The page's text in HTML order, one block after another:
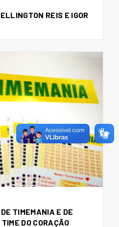
REIS E IGOR
TIMEMANIA E DE
DO CORAÇÃO